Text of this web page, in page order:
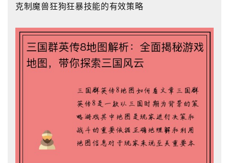
克制魔兽狂狗狂暴技能的有效策略